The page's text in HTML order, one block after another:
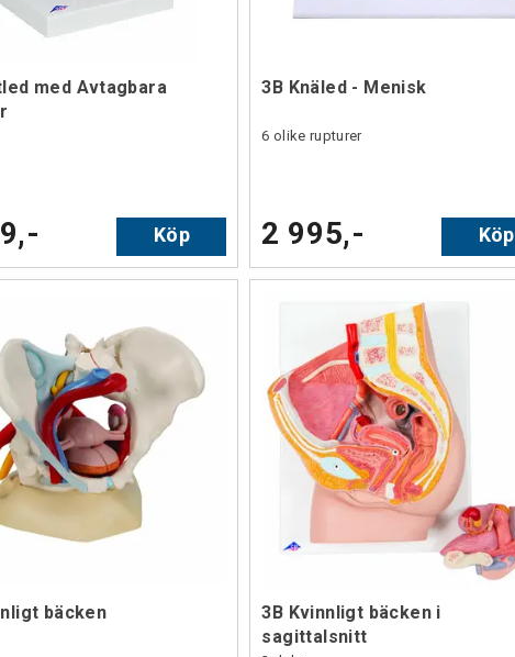
med Avtagbara
Köp
3B Knäled - Menisk
6 olike rupturer
2 995,- Köp
bäcken
3B Kvinnligt bäcken i
sagittalsnitt